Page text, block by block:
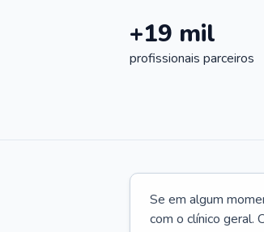
+19 mil
profissionais parceiros
Se em algum
com o clínico geral.